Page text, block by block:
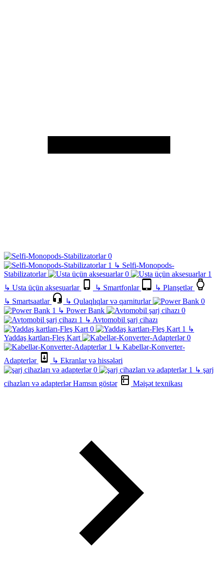
↳ Selfi-Monopods-
Stabilizatorlar
↳ Usta üçün aksesuarlar ↳ Smartfonlar ↳ Planşetlər
↳ Smartsaatlar ↳ Qulaqlıqlar və qarniturlar
↳ Power Bank
↳ Avtomobil şarj cihazı
↳
Yaddaş kartları-Fleş Kart
↳ Kabellər-Konverter-
Adapterlər
↳ Ekranlar və hissələri
↳ şarj
cihazları və adapterlərHamsın göstər Məişət texnikası